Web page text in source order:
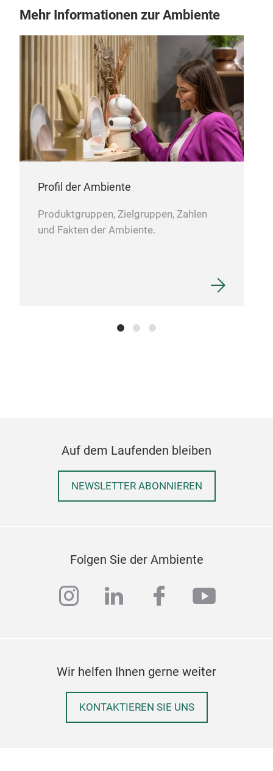
Mehr Informationen zur Ambiente
Profil der Ambiente
Produktgruppen, Zielgruppen, Zahlen
und Fakten der Ambiente.
Auf dem Laufenden bleiben
NEWSLETTER ABONNIEREN
Folgen Sie der Ambiente
instagram
linkedinfacebook
Wir helfen Ihnen gerne weiter
KONTAKTIEREN SIE UNS